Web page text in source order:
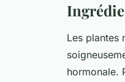
Les plantes
hormonale.